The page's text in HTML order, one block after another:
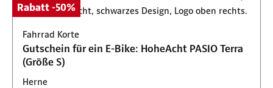
Rabatt -50%
Fahrrad Korte
Gutschein für ein E-Bike: HoheAcht PASIO Terra
(Größe S)
Herne